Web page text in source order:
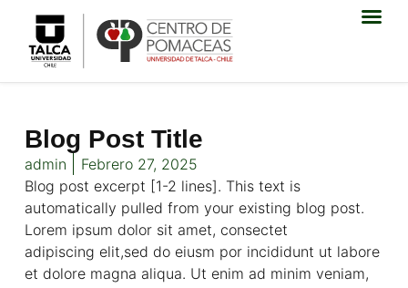
Blog Post Title
admin
Febrero 27, 2025
Blog post excerpt [1-2 lines]. This text is
automatically pulled from your existing blog post.
Lorem ipsum dolor sit amet, consectet
adipiscing elit,sed do eiusm por incididunt ut labore
et dolore magna aliqua. Ut enim ad minim veniam,